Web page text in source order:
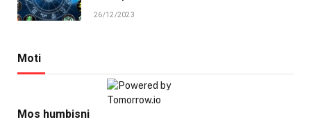
26/12/2023
Moti
Mos humbisni